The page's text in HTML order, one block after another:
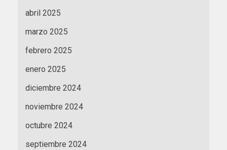
abril 2025
marzo 2025
febrero 2025
enero 2025
diciembre 2024
noviembre 2024
octubre 2024
septiembre 2024